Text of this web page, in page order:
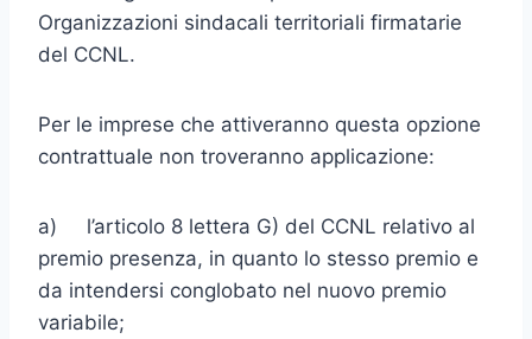
Organizzazioni sin­dacali territoriali firmatarie
del CCNL.
Per le imprese che attiveranno questa opzione
contrattuale non tro­veranno applicazione:
a) l’articolo 8 lettera G) del CCNL relativo al
premio presenza, in quan­to lo stesso premio e
da intendersi conglobato nel nuovo premio
variabile;